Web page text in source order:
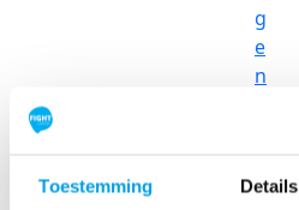
Toestemming Details
g
e
n
S